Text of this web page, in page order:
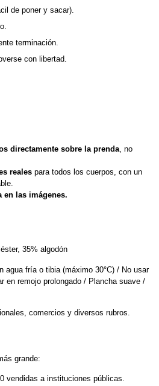
de poner y sacar).
terminación.
con libertad.
directamente sobre la prenda , no
reales para todos los cuerpos, con un
en las imágenes.
35% algodón
agua fría o tibia (máximo 30°C) / No usar
en remojo prolongado / Plancha suave /
comercios y diversos rubros.
grande:
vendidas a instituciones públicas.